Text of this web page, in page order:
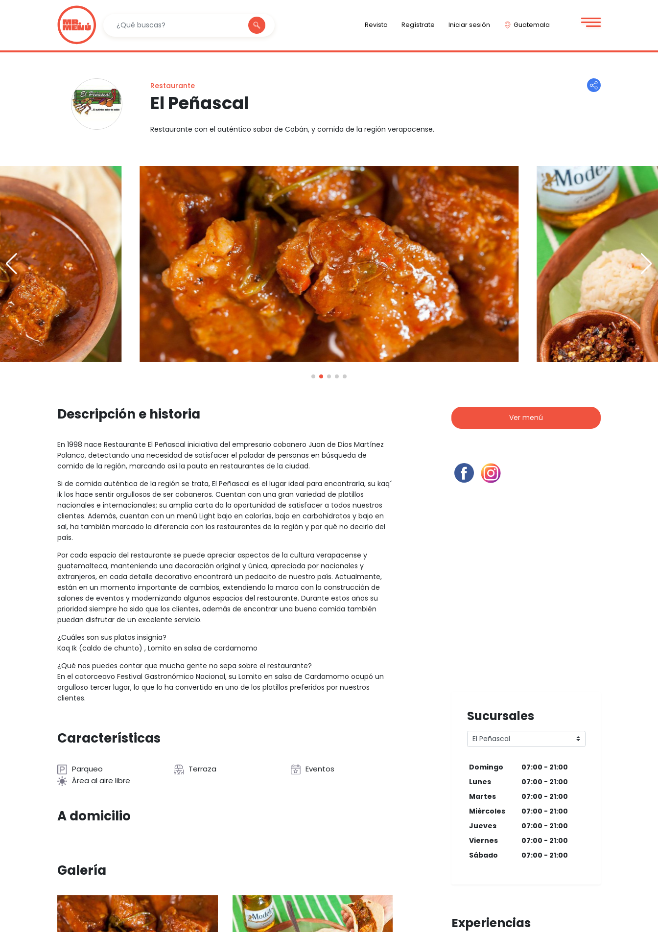
Revista Regístrate Iniciar sesión Guatemala
Restaurante
El Peñascal
Restaurante con el auténtico sabor de Cobán, y comida de la región verapacense.
Descripción e historia
En 1998 nace Restaurante El Peñascal iniciativa del empresario cobanero Juan de Dios Martínez
Polanco, detectando una necesidad de satisfacer el paladar de personas en búsqueda de
comida de la región, marcando así la pauta en restaurantes de la ciudad.
Si de comida auténtica de la región se trata, El Peñascal es el lugar ideal para encontrarla, su kaq´
ik los hace sentir orgullosos de ser cobaneros. Cuentan con una gran variedad de platillos
nacionales e internacionales; su amplia carta da la oportunidad de satisfacer a todos nuestros
clientes. Además, cuentan con un menú Light bajo en calorías, bajo en carbohidratos y bajo en
sal, ha también marcado la diferencia con los restaurantes de la región y por qué no decirlo del
país.
Por cada espacio del restaurante se puede apreciar aspectos de la cultura verapacense y
guatemalteca, manteniendo una decoración original y única, apreciada por nacionales y
extranjeros, en cada detalle decorativo encontrará un pedacito de nuestro país. Actualmente,
están en un momento importante de cambios, extendiendo la marca con la construcción de
salones de eventos y modernizando algunos espacios del restaurante. Durante estos años su
prioridad siempre ha sido que los clientes, además de encontrar una buena comida también
puedan disfrutar de un excelente servicio.
¿Cuáles son sus platos insignia?
Kaq Ik (caldo de chunto) , Lomito en salsa de cardamomo
¿Qué nos puedes contar que mucha gente no sepa sobre el restaurante?
En el catorceavo Festival Gastronómico Nacional, su Lomito en salsa de Cardamomo ocupó un
orgulloso tercer lugar, lo que lo ha convertido en uno de los platillos preferidos por nuestros
clientes.
Características
Parqueo Terraza
Eventos
Área al aire libre
A domicilio
Galería
Ver menú
Sucursales
Domingo
07:00 - 21:00
Lunes
07:00 - 21:00
Martes
07:00 - 21:00
Miércoles
07:00 - 21:00
Jueves
07:00 - 21:00
Viernes
07:00 - 21:00
Sábado
07:00 - 21:00
Experiencias